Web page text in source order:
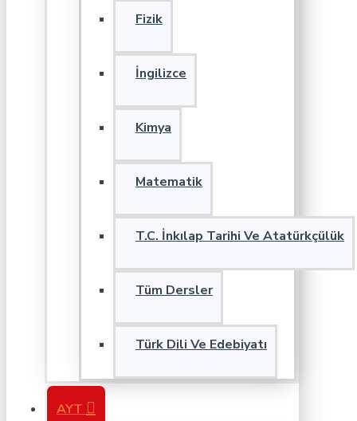
Fizik
İngilizce
Kimya
Matematik
T.C. İnkılap Tarihi Ve Atatürkçülük
Tüm Dersler
Türk Dili Ve Edebiyatı
AYT